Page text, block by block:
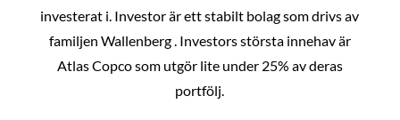
investerat i. Investor är ett stabilt bolag som drivs av
familjen Wallenberg . Investors största innehav är
Atlas Copco som utgör lite under 25% av deras
portfölj.